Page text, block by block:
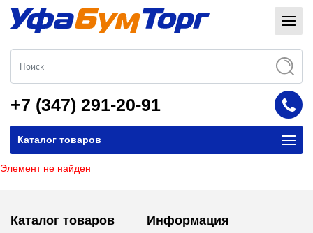
+7 (347) 291-20-91
Каталог товаров
Элемент не найден
Каталог товаров Информация